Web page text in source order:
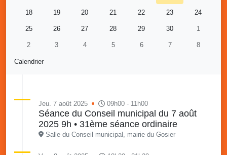
Calendrier
18 19 20 21 22 23 24
25 26 27 28 29 30 1
2 3 4 5 6 7 8
Jeu. 7 août 2025 09h00 - 11h00
Séance du Conseil municipal du 7 août
2025 9h • 31ème séance ordinaire
Salle du Conseil municipal, mairie du Gosier